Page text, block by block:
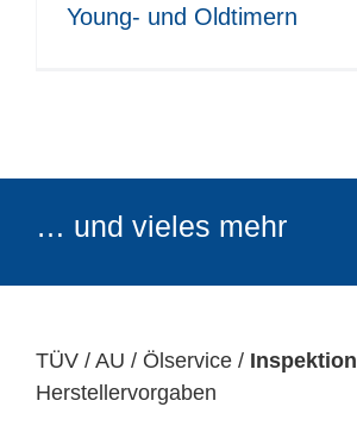
Young- und Oldtimern
… und vieles mehr
TÜV / AU / Ölservice / Inspektion
Herstellervorgaben